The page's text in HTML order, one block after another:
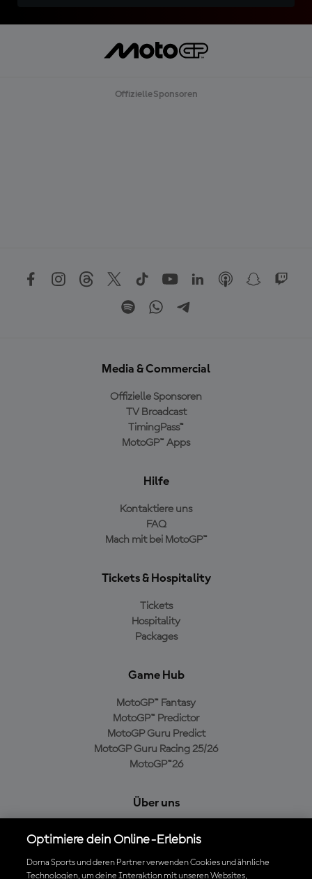
Offizielle Sponsoren
Media & Commercial
Offizielle Sponsoren
TV Broadcast
TimingPass™
MotoGP™ Apps
Hilfe
Kontaktiere uns
FAQ
Mach mit bei MotoGP™
Tickets & Hospitality
Tickets
Hospitality
Packages
Game Hub
MotoGP™ Fantasy
MotoGP™ Predictor
MotoGP Guru Predict
MotoGP Guru Racing 25/26
MotoGP™26
Über uns
Cookie-Richtlinien
Geschäftsbedingungen
Optimiere dein Online-Erlebnis
Dorna Sports und deren Partner verwenden Cookies und ähnliche
Technologien, um deine Interaktion mit unseren Websites,